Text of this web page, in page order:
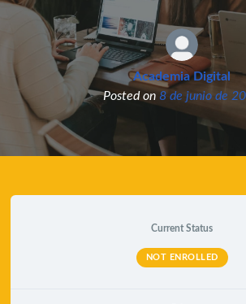
Posted on 8 de junio de
Academia Digital
Current Status
NOT ENROLLED